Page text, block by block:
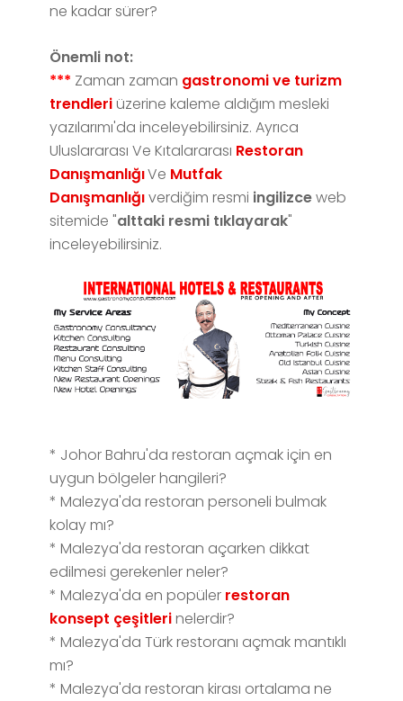
ne kadar sürer?
Önemli not:
*** Zaman zaman gastronomi ve turizm
trendleriüzerine kaleme aldığım mesleki
yazılarımı'da inceleyebilirsiniz. Ayrıca
Uluslararası Ve Kıtalararası Restoran
DanışmanlığıVe Mutfak
Danışmanlığıverdiğim resmi ingilizceweb
sitemide "alttaki resmi tıklayarak"
inceleyebilirsiniz.
* Johor Bahru'da restoran açmak için en
uygun bölgeler hangileri?
* Malezya'da restoran personeli bulmak
kolay mı?
* Malezya'da restoran açarken dikkat
edilmesi gerekenler neler?
* Malezya'da en popüler restoran
konsept çeşitlerinelerdir?
* Malezya'da Türk restoranı açmak mantıklı
mı?
* Malezya'da restoran kirası ortalama ne